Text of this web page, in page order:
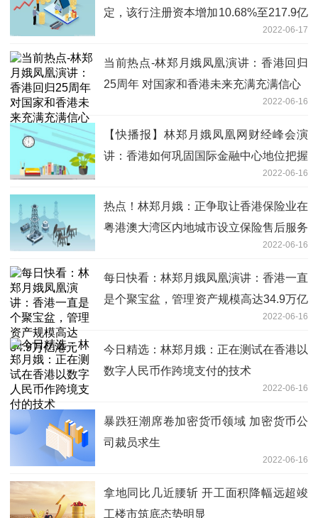
定，该行注册资本增加10.68%至217.9亿
2022-06-17
当前热点-林郑月娥凤凰演讲：香港回归
25周年 对国家和香港未来充满充满信心
2022-06-16
【快播报】林郑月娥凤凰网财经峰会演
讲：香港如何巩固国际金融中心地位把握
2022-06-16
热点！林郑月娥：正争取让香港保险业在
粤港澳大湾区内地城市设立保险售后服务
2022-06-16
每日快看：林郑月娥凤凰演讲：香港一直
是个聚宝盆，管理资产规模高达34.9万亿
2022-06-16
今日精选：林郑月娥：正在测试在香港以
数字人民币作跨境支付的技术
2022-06-16
暴跌狂潮席卷加密货币领域 加密货币公
司裁员求生
2022-06-16
拿地同比几近腰斩 开工面积降幅远超竣
工楼市筑底态势明显